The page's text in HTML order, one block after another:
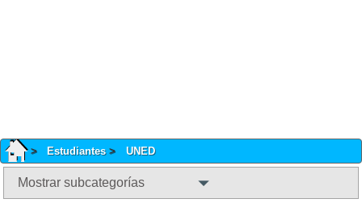
Estudiantes UNED
Mostrar subcategorías